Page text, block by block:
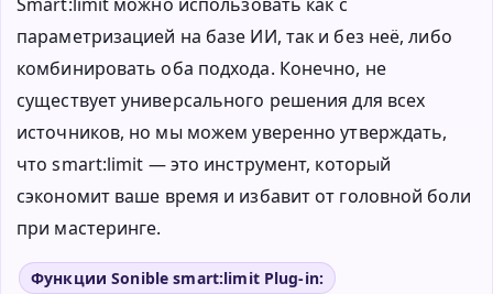
параметризацией на базе ИИ, так и без неё, либо
комбинировать оба подхода. Конечно, не
существует универсального решения для всех
источников, но мы можем уверенно утверждать,
что smart:limit — это инструмент, который
сэкономит ваше время и избавит от головной боли
при мастеринге.
Функции Sonible smart:limit Plug-in: